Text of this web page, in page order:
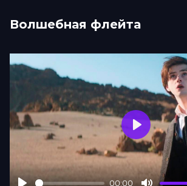
Волшебная флейта
00:00
Play